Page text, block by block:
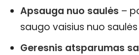
Apsauga nuo saulės –
saugo vaisius nuo
Geresnis atsparumas